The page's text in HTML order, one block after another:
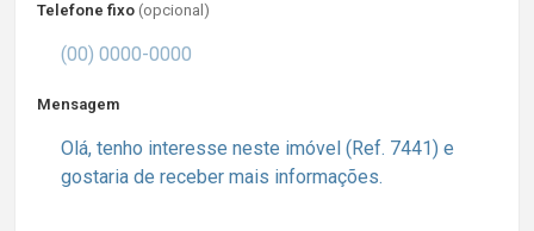
Telefone fixo (opcional)
Mensagem